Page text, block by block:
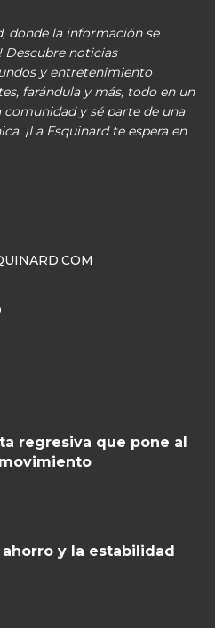
donde la información se
Descubre noticias
y entretenimiento
farándula y más, todo en un
y sé parte de una
¡La Esquinard te espera en
regresiva que pone al
ahorro y la estabilidad